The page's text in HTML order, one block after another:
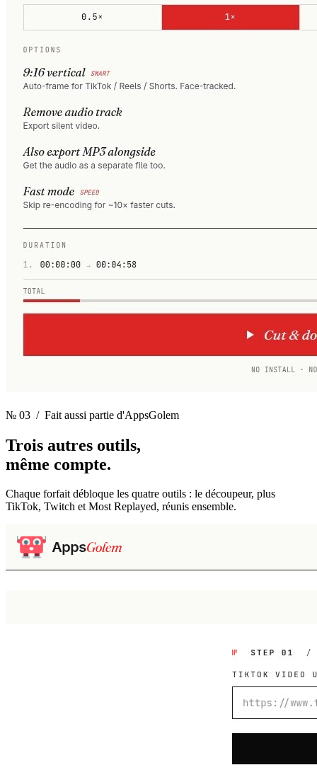
№ 03 / Fait aussi partie d'AppsGolem
Trois autres outils,
même compte.
Chaque forfait débloque les quatre outils : le découpeur, plus
TikTok, Twitch et Most Replayed, réunis ensemble.